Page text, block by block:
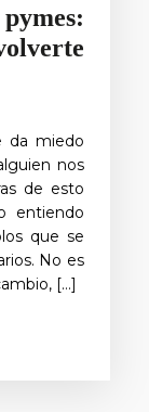
da miedo
nos
de esto
entiendo
que se
No es
[…]